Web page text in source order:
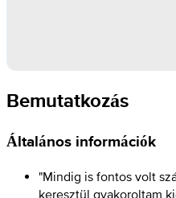
Bemutatkozás
Általános információk
"Mindig is fontos volt
keresztül gyakoroltam